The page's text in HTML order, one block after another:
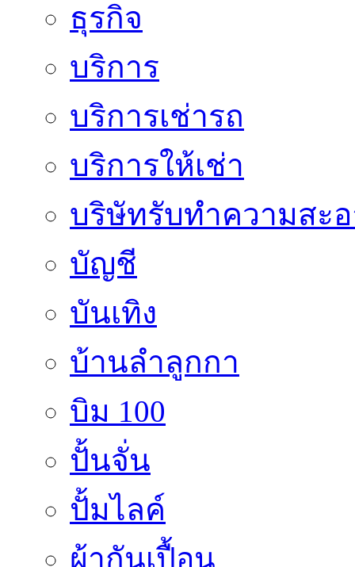
ธุรกิจ
บริการ
บริการเช่ารถ
บริการให้เช่า
บริษัทรับทำความสะ
บัญชี
บันเทิง
บ้านลำลูกกา
บิม 100
ปั้นจั่น
ปั้มไลค์
ผ้ากันเปื้อน